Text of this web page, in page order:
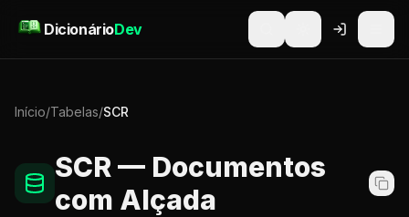
DicionárioDev
Início/Tabelas/SCR
SCR — Documentos
com Alçada